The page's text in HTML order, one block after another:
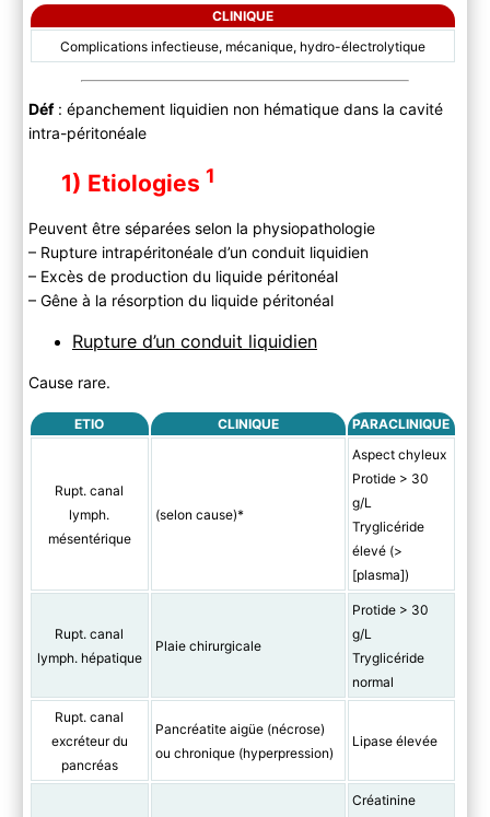
CLINIQUE
Complications infectieuse, mécanique, hydro-électrolytique
Déf: épanchement liquidien non hématique dans la cavité
intra-péritonéale
1) Etiologies 1
Peuvent être séparées selon la physiopathologie
– Rupture intrapéritonéale d’un conduit liquidien
– Excès de production du liquide péritonéal
– Gêne à la résorption du liquide péritonéal
Rupture d’un conduit liquidien
Cause rare.
ETIO CLINIQUE PARACLINIQUE
Rupt. canal
lymph.
mésentérique
(selon cause)*
Aspect chyleux
Protide > 30
g/L
Tryglicéride
élevé (>
[plasma])
Rupt. canal
lymph. hépatique
Plaie chirurgicale
Protide > 30
g/L
Tryglicéride
normal
Rupt. canal
excréteur du
pancréas
Pancréatite aigüe (nécrose)
ou chronique (hyperpression)
Lipase élevée
Créatinine